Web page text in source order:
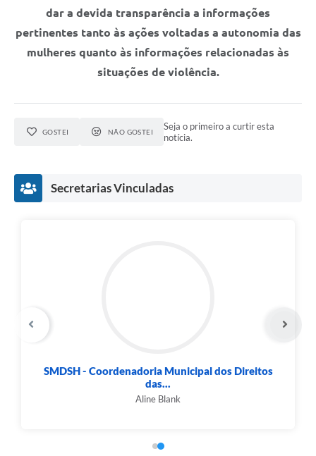
dar a devida transparência a informações
pertinentes tanto às ações voltadas a autonomia das
mulheres quanto às informações relacionadas às
situações de violência.
GOSTEI NÃO GOSTEI
Seja o primeiro a curtir esta
notícia.
Secretarias Vinculadas
SMDSH - Secretaria Municipal do
Desenvolvimento...
Ingle Gonçalves de Melo